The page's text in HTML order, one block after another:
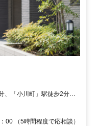
「小川町」駅徒歩2分、
神田」駅なども便利です
00 （5時間程度で応相談）